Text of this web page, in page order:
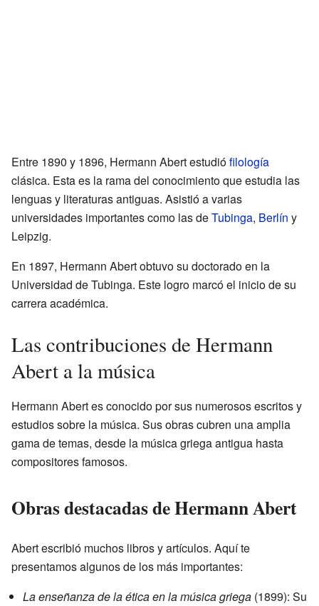
Entre 1890 y 1896, Hermann Abert estudiófilología
clásica. Esta es la rama del conocimiento que estudia las
lenguas y literaturas antiguas. Asistió a varias
universidades importantes como las deTubinga, Berlín y
Leipzig.
En 1897, Hermann Abert obtuvo su doctorado en la
Universidad de Tubinga. Este logro marcó el inicio de su
carrera académica.
Las contribuciones de Hermann
Abert a la música
Hermann Abert es conocido por sus numerosos escritos y
estudios sobre la música. Sus obras cubren una amplia
gama de temas, desde la música griega antigua hasta
compositores famosos.
Obras destacadas de Hermann Abert
Abert escribió muchos libros y artículos. Aquí te
presentamos algunos de los más importantes:
La enseñanza de la ética en la música griega (1899): Su